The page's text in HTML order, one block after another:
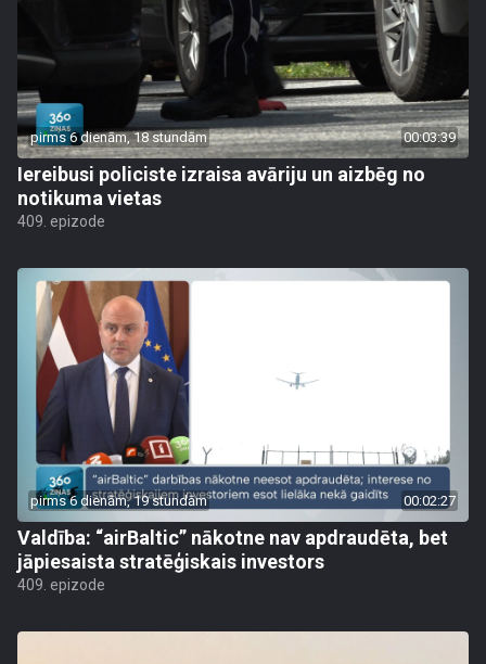
pirms 6 dienām, 18 stundām 00:03:39
Iereibusi policiste izraisa avāriju un aizbēg no
notikuma vietas
409. epizode
pirms 6 dienām, 19 stundām 00:02:27
Valdība: “airBaltic” nākotne nav apdraudēta, bet
jāpiesaista stratēģiskais investors
409. epizode